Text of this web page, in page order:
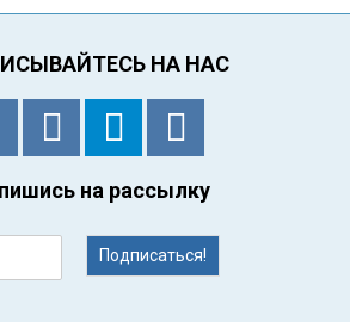
НА НАС
на рассылку
Подписаться!